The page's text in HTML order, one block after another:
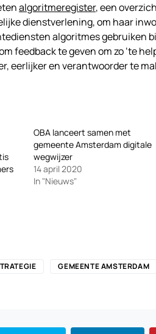
algoritmeregister, een
dienstverlening, om haar
algoritmes gebruiken
feedback te geven om zo ‘te
eerlijker en verantwoorder te
OBA lanceert samen met
gemeente Amsterdam digitale
wegwijzer
14 april 2020
In "Nieuws"
GEMEENTE AMSTERDAM